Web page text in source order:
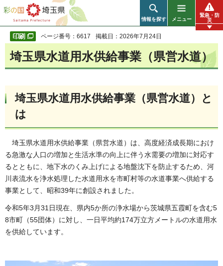
彩の国 埼玉県
情報を探す メニュー
緊急・防
災
ページ番号：6617 掲載日：2026年7月24日
埼玉県水道用水供給事業（県営水道）
埼玉県水道用水供給事業（県営水道）と
は
埼玉県水道用水供給事業（県営水道）は、高度経済成長期におけ
る急激な人口の増加と生活水準の向上に伴う水需要の増加に対応す
るとともに、地下水のくみ上げによる地盤沈下を防止するため、河
川表流水を浄水処理した水道用水を市町村等の水道事業へ供給する
事業として、昭和39年に創設されました。
令和5年3月31日現在、県内5か所の浄水場から茨城県五霞町を含む5
8市町（55団体）に対し、一日平均約174万立方メートルの水道用水
を供給しています。